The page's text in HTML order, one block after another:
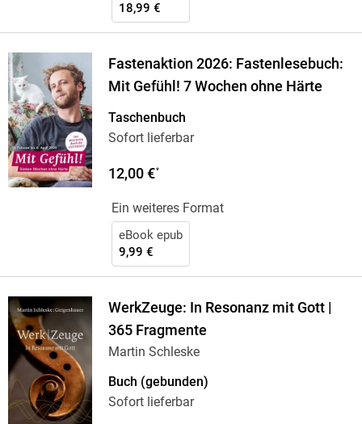
18,99 €
Fastenaktion 2026: Fastenlesebuch:
Mit Gefühl! 7 Wochen ohne Härte
Taschenbuch
Sofort lieferbar
12,00 €*
Ein weiteres Format
eBook epub
9,99 €
WerkZeuge: In Resonanz mit Gott |
365 Fragmente
Martin Schleske
Buch (gebunden)
Sofort lieferbar